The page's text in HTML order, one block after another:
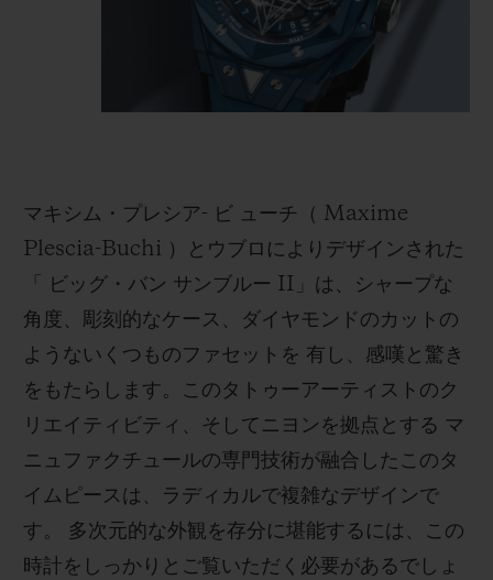
マキシム・プレシア- ビ ューチ（ Maxime
Plescia-Buchi ）とウブロによりデザインされた
「 ビッグ・バン サンブルー II」は、シャープな
角度、彫刻的なケース、ダイヤモンドのカットの
ようないくつものファセットを 有し、感嘆と驚き
をもたらします。このタトゥーアーティストのク
リエイティビティ、そしてニヨンを拠点とする マ
ニュファクチュールの専門技術が融合したこのタ
イムピースは、ラディカルで複雑なデザインで
す。 多次元的な外観を存分に堪能するには、この
時計をしっかりとご覧いただく必要があるでしょ